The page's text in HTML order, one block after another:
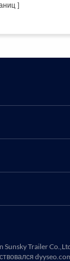
Sunsky Trailer